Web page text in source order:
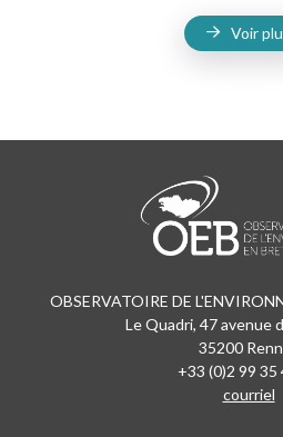
Voir
OBSERVATOIRE DE
Le Quadri, 47 avenue
35200
+33 (0)2 99 35
courriel